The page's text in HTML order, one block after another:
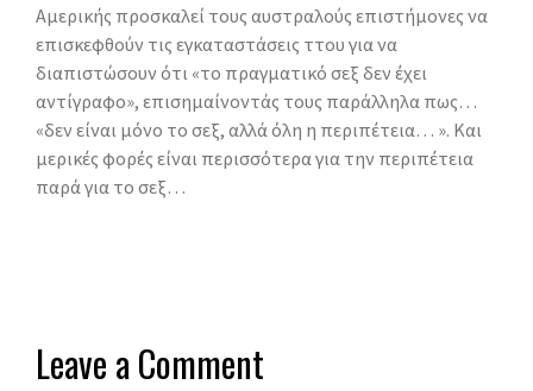
Αμερικής προσκαλεί τους αυστραλούς επιστήμονες να
επισκεφθούν τις εγκαταστάσεις ττου για να
διαπιστώσουν ότι «το πραγματικό σεξ δεν έχει
αντίγραφο», επισημαίνοντάς τους παράλληλα πως…
«δεν είναι μόνο το σεξ, αλλά όλη η περιπέτεια… ». Και
μερικές φορές είναι περισσότερα για την περιπέτεια
παρά για το σεξ…
Leave a Comment